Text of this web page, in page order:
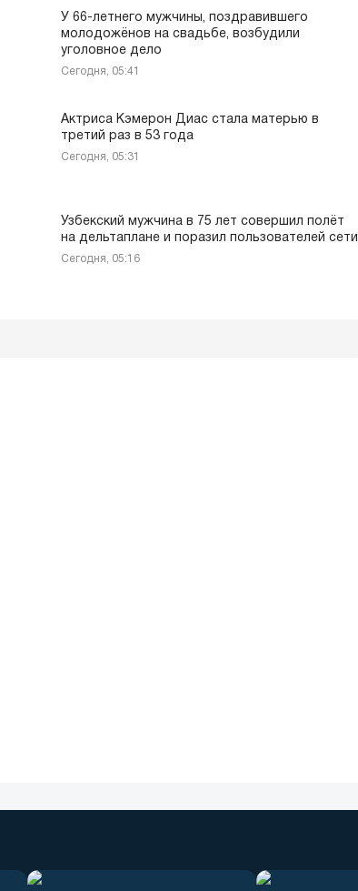
У 66-летнего мужчины, поздравившего
молодожёнов на свадьбе, возбудили
уголовное дело
Сегодня, 05:41
Актриса Кэмерон Диас стала матерью в
третий раз в 53 года
Сегодня, 05:31
Узбекский мужчина в 75 лет совершил полёт
на дельтаплане и поразил пользователей сети
Сегодня, 05:16